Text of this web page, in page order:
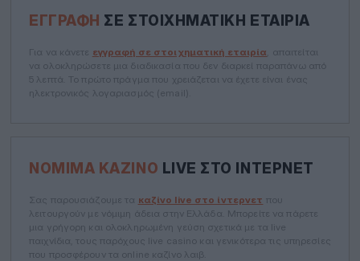
ΕΓΓΡΑΦΉ ΣΕ ΣΤΟΙΧΗΜΑΤΙΚΉ ΕΤΑΙΡΊΑ
Για να κάνετε εγγραφή σε στοιχηματική εταιρία , απαιτείται
να ολοκληρώσετε μια διαδικασία που δεν διαρκεί παραπάνω από
5 λεπτά. Το πρώτο πράγμα που χρειάζεται να έχετε είναι ένας
ηλεκτρονικός λογαριασμός (email).
ΝΌΜΙΜΑ ΚΑΖΊΝΟ LIVE ΣΤΟ ΊΝΤΕΡΝΕΤ
Σας παρουσιάζουμε τα καζίνο live στο ίντερνετ που
λειτουργούν με νόμιμη άδεια στην Ελλάδα. Μπορείτε να πάρετε
μια γρήγορη και ολοκληρωμένη γεύση σχετικά με τα live
παιχνίδια, τους παρόχους live casino και γενικότερα τις υπηρεσίες
που προσφέρουν τα online καζίνο λαιβ.